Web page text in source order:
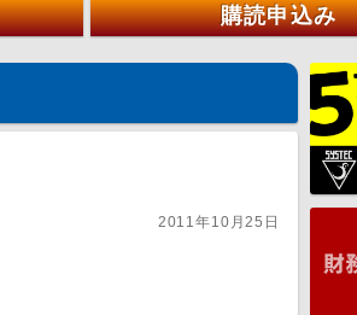
購読申込み
2011年10月25日